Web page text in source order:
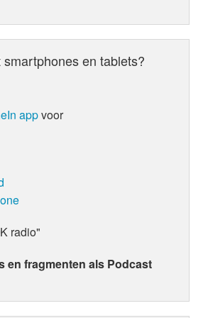
en tablets?
appvoor
radio"
en fragmenten als Podcast